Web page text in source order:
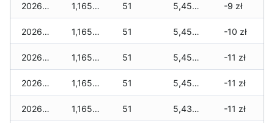
2026-04-28 1,165 zł 51 5,450 zł -9 zł
2026-04-27 1,165 zł 51 5,450 zł -10 zł
2026-04-26 1,165 zł 51 5,450 zł -11 zł
2026-04-25 1,165 zł 51 5,450 zł -11 zł
2026-04-24 1,165 zł 51 5,430 zł -11 zł